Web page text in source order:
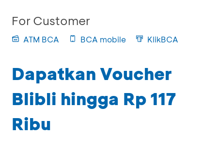
For Customer
ATM BCA BCA mobile KlikBCA
Dapatkan Voucher
Blibli hingga Rp 117
Ribu